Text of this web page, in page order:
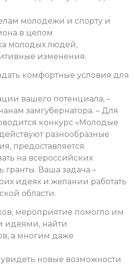
молодежи и спорту и
в целом
молодых людей,
изменения.
комфортные условия для
вашего потенциала, –
замгубернатора. – Для
конкурс «Молодые
разнообразные
предоставляется
на всероссийских
гранты. Ваша задача –
идеях и желании работать
области.
мероприятие помогло им
идеями, найти
а многим даже
новые возможности.